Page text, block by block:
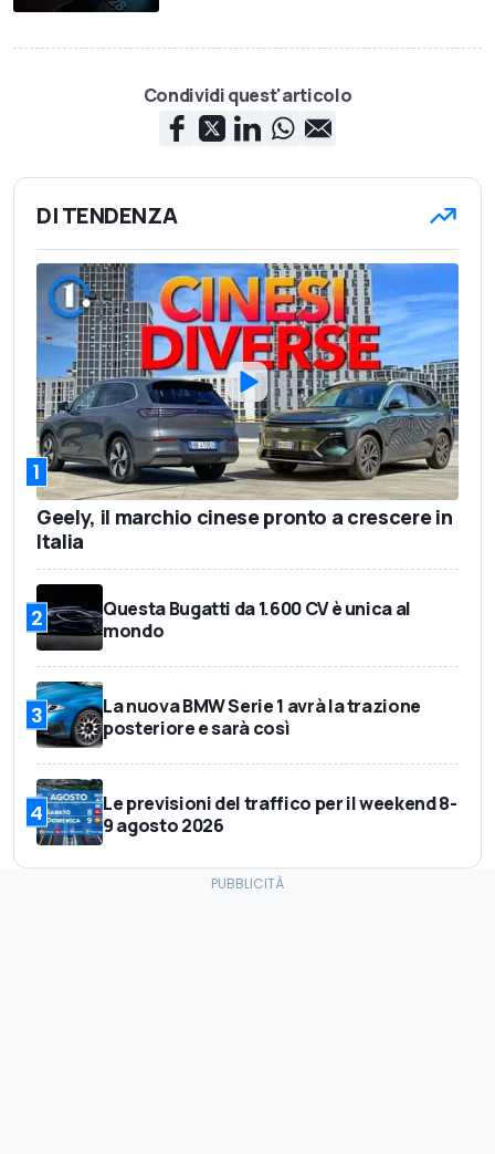
Condividi quest'articolo
DI TENDENZA
1
Geely, il marchio cinese pronto a crescere in
Italia
2
Questa Bugatti da 1.600 CV è unica al
mondo
3
La nuova BMW Serie 1 avrà la trazione
posteriore e sarà così
4
Le previsioni del traffico per il weekend 8-
9 agosto 2026